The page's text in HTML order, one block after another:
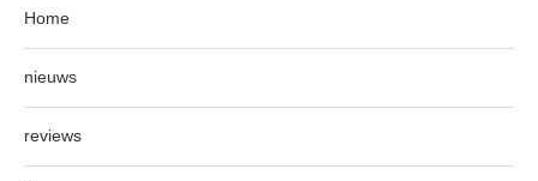
Home
nieuws
reviews